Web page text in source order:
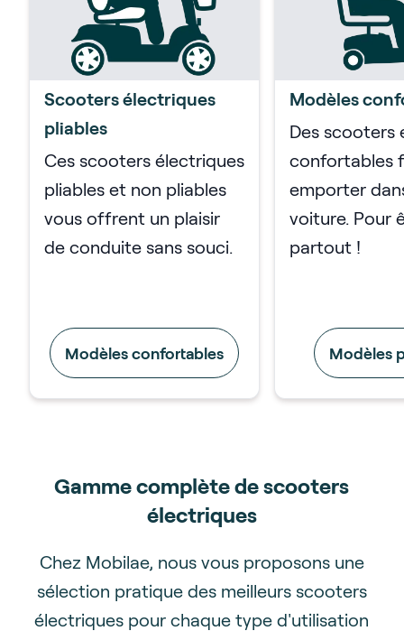
Scooters électriques
pliables
Ces scooters électriques
pliables et non pliables
vous offrent un plaisir
de conduite sans souci.
Modèles confortables
Modèles
Des scooters
confortables
emporter
voiture. Pour
partout !
Modèles
Gamme complète de scooters
électriques
Chez Mobilae, nous vous proposons une
sélection pratique des meilleurs scooters
électriques pour chaque type d'utilisation